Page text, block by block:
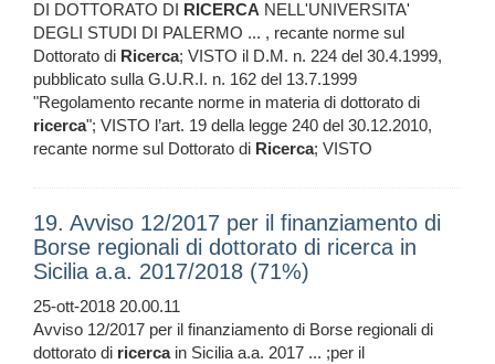
DI DOTTORATO DI RICERCA NELL'UNIVERSITA'
DEGLI STUDI DI PALERMO ... , recante norme sul
Dottorato di Ricerca; VISTO il D.M. n. 224 del 30.4.1999,
pubblicato sulla G.U.R.I. n. 162 del 13.7.1999
"Regolamento recante norme in materia di dottorato di
ricerca"; VISTO l’art. 19 della legge 240 del 30.12.2010,
recante norme sul Dottorato di Ricerca; VISTO
19. Avviso 12/2017 per il finanziamento di
Borse regionali di dottorato di ricerca in
Sicilia a.a. 2017/2018 (71%)
25-ott-2018 20.00.11
Avviso 12/2017 per il finanziamento di Borse regionali di
dottorato di ricercain Sicilia a.a. 2017 ... ;per il